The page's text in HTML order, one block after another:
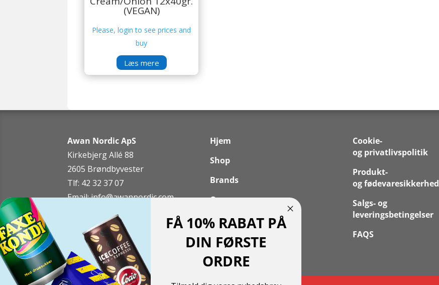
(VEGAN)
Please, login to see prices and
buy
Læs mere
Awan Nordic ApS
Kirkebjerg Allé 88
2605 Brøndbyvester
Tlf: 42 32 37 07
Email:info@awannordic.com
Copyright 2026 ©Awan Nordic ApS
Hjem
Shop
Brands
Om os
Kontakt
Min Konto
Cookie-
og privatlivspolitik
Produkt-
og fødevaresikkerhed
Salgs- og
leveringsbetingelser
FAQS
FÅ 10% RABAT PÅ
DIN FØRSTE
ORDRE